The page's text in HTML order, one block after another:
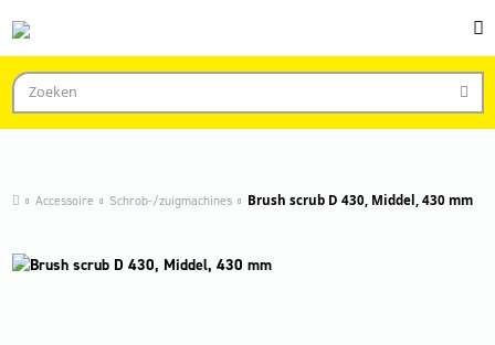
Accessoire Schrob-/zuigmachines Brush scrub D 430, Middel, 430 mm